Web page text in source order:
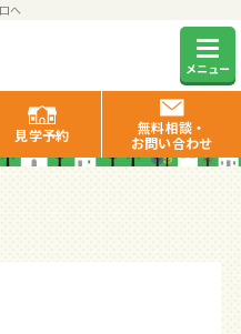
へ
メニュー
見学予約
無料相談・
お問い合わせ
果